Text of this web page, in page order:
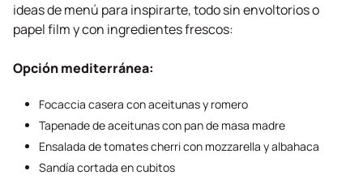
ideas de menú para inspirarte, todo sin envoltorios o
papel film y con ingredientes frescos:
Opción mediterránea:
Focaccia casera con aceitunas y romero
Tapenade de aceitunas con pan de masa madre
Ensalada de tomates cherri con mozzarella y albahaca
Sandía cortada en cubitos